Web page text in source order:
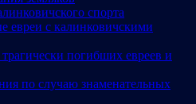
спорта
евреи с калинковичскими
погибших евреев и
по случаю знаменательных